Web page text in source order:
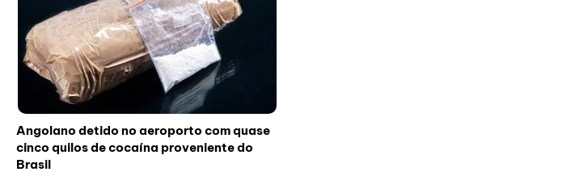
Angolano detido no aeroporto com quase
cinco quilos de cocaína proveniente do
Brasil